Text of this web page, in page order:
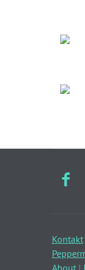
Kontakt
About|